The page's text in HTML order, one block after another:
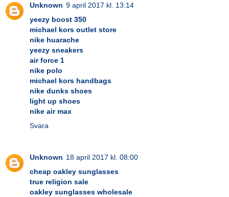
Unknown 9 april 2017 kl. 13:14
yeezy boost 350
michael kors outlet store
nike huarache
yeezy sneakers
air force 1
nike polo
michael kors handbags
nike dunks shoes
light up shoes
nike air max
Svara
Unknown 18 april 2017 kl. 08:00
cheap oakley sunglasses
true religion sale
oakley sunglasses wholesale